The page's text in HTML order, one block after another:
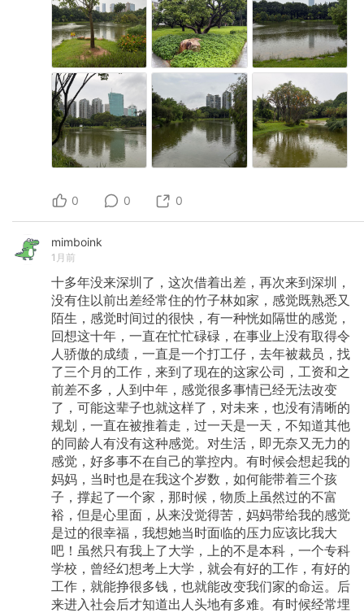
0 0 0
mimboink
1月前
十多年没来深圳了，这次借着出差，再次来到深圳，
没有住以前出差经常住的竹子林如家，感觉既熟悉又
陌生，感觉时间过的很快，有一种恍如隔世的感觉，
回想这十年，一直在忙忙碌碌，在事业上没有取得令
人骄傲的成绩，一直是一个打工仔，去年被裁员，找
了三个月的工作，来到了现在的这家公司，工资和之
前差不多，人到中年，感觉很多事情已经无法改变
了，可能这辈子也就这样了，对未来，也没有清晰的
规划，一直在被推着走，过一天是一天，不知道其他
的同龄人有没有这种感觉。对生活，即无奈又无力的
感觉，好多事不在自己的掌控内。有时候会想起我的
妈妈，当时也是在我这个岁数，如何能带着三个孩
子，撑起了一个家，那时候，物质上虽然过的不富
裕，但是心里面，从来没觉得苦，妈妈带给我的感觉
是过的很幸福，我想她当时面临的压力应该比我大
吧！虽然只有我上了大学，上的不是本科，一个专科
学校，曾经幻想考上大学，就会有好的工作，有好的
工作，就能挣很多钱，也就能改变我们家的命运。后
来进入社会后才知道出人头地有多难。有时候经常埋